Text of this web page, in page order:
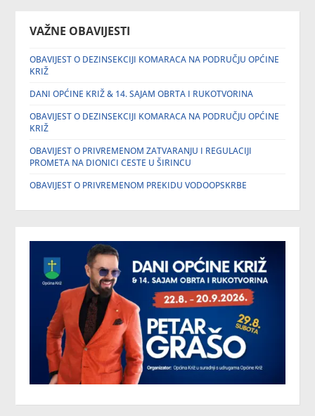
VAŽNE OBAVIJESTI
OBAVIJEST O DEZINSEKCIJI KOMARACA NA PODRUČJU OPĆINE
KRIŽ
DANI OPĆINE KRIŽ & 14. SAJAM OBRTA I RUKOTVORINA
OBAVIJEST O DEZINSEKCIJI KOMARACA NA PODRUČJU OPĆINE
KRIŽ
OBAVIJEST O PRIVREMENOM ZATVARANJU I REGULACIJI
PROMETA NA DIONICI CESTE U ŠIRINCU
OBAVIJEST O PRIVREMENOM PREKIDU VODOOPSKRBE